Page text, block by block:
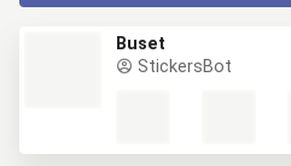
Buset
StickersBot